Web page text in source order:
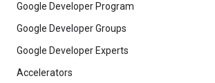
Google Developer Program
Google Developer Groups
Google Developer Experts
Accelerators